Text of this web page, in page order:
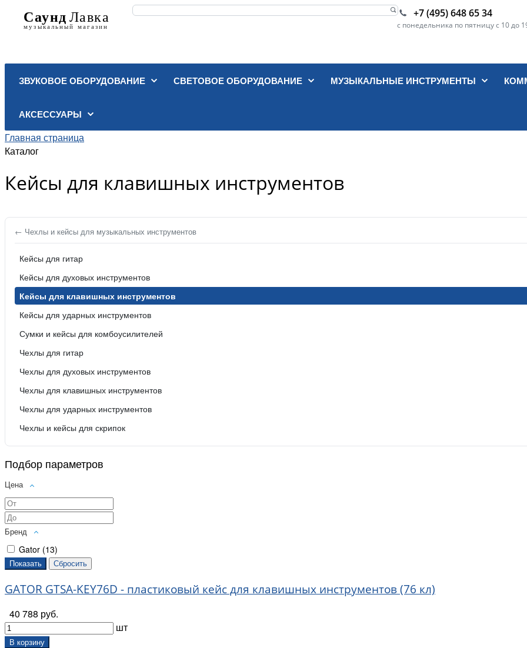
+7 (495) 648 65 34
с понедельника по пятницу с 10 до
ЗВУКОВОЕ ОБОРУДОВАНИЕ СВЕТОВОЕ ОБОРУДОВАНИЕ МУЗЫКАЛЬНЫЕ ИНСТРУМЕНТЫ
АКСЕССУАРЫ
Главная страница
Каталог
Кейсы для клавишных инструментов
← Чехлы и кейсы для музыкальных инструментов
Кейсы для гитар
Кейсы для духовых инструментов
Кейсы для клавишных инструментов
Кейсы для ударных инструментов
Сумки и кейсы для комбоусилителей
Чехлы для гитар
Чехлы для духовых инструментов
Чехлы для клавишных инструментов
Чехлы для ударных инструментов
Чехлы и кейсы для скрипок
Подбор параметров
Цена
Бренд
Gator (13)
GATOR GTSA-KEY76D - пластиковый кейс для клавишных инструментов (76 кл)
40 788 руб.
шт
В корзину